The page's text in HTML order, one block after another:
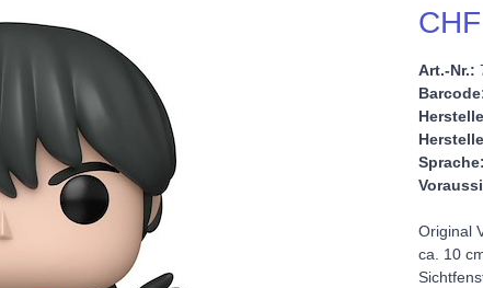
Art.-Nr.:
Sprache:
Original
ca. 10